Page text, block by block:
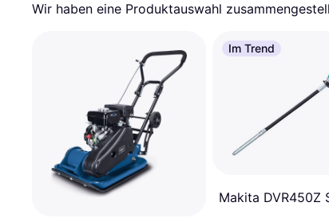
Wir haben eine Produktauswahl
Im Trend
Makita DVR450Z